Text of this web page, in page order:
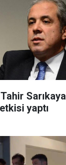
Sarıkaya
yaptı